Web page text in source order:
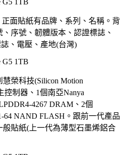
面貼紙有品牌、系列、名稱。背
序號、韌體版本、認證標誌、
、電壓、產地(台灣)
榮科技(Silicon Motion
控制器、1個南亞Nanya
4267 DRAM、2個
64 NAND FLASH。跟前一代產品
貼紙(上一代為薄型石墨烯鋁合